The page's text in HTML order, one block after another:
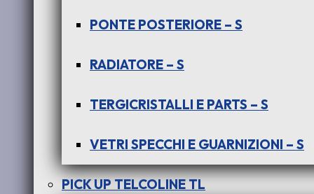
PONTE POSTERIORE – S
RADIATORE – S
TERGICRISTALLI E PARTS – S
VETRI SPECCHI E GUARNIZIONI – S
PICK UP TELCOLINE TL
Disponibile
PER